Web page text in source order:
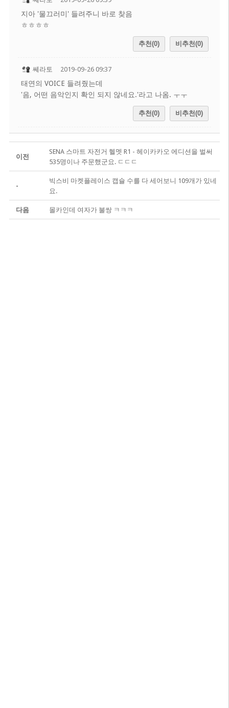
지아 '물끄러미' 들려주니 바로 찾음
ㅎㅎㅎㅎ
추천(0) 비추천(0)
쎄라토 2019-09-26 09:37
태연의 VOICE 들려줬는데
'음, 어떤 음악인지 확인 되지 않네요.'라고 나옴. ㅜㅜ
추천(0) 비추천(0)
이전
SENA 스마트 자전거 헬멧 R1 - 헤이카카오 에디션을 벌써
535명이나 주문했군요. ㄷㄷㄷ
-
빅스비 마켓플레이스 캡슐 수를 다 세어보니 109개가 있네
요.
다음 몰카인데 여자가 불쌍 ㅋㅋㅋ